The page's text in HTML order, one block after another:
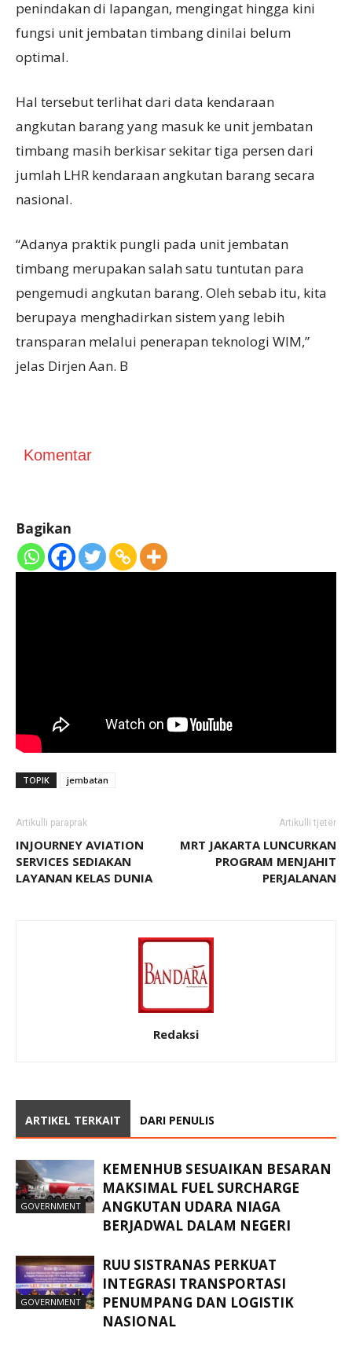
penindakan di lapangan, mengingat hingga kini
fungsi unit jembatan timbang dinilai belum
optimal.
Hal tersebut terlihat dari data kendaraan
angkutan barang yang masuk ke unit jembatan
timbang masih berkisar sekitar tiga persen dari
jumlah LHR kendaraan angkutan barang secara
nasional.
“Adanya praktik pungli pada unit jembatan
timbang merupakan salah satu tuntutan para
pengemudi angkutan barang. Oleh sebab itu, kita
berupaya menghadirkan sistem yang lebih
transparan melalui penerapan teknologi WIM,”
jelas Dirjen Aan. B
Komentar
Bagikan
TOPIK jembatan
Artikulli paraprak
INJOURNEY AVIATION
SERVICES SEDIAKAN
LAYANAN KELAS DUNIA
Artikulli tjetër
MRT JAKARTA LUNCURKAN
PROGRAM MENJAHIT
PERJALANAN
Redaksi
ARTIKEL TERKAIT DARI PENULIS
GOVERNMENT
KEMENHUB SESUAIKAN BESARAN
MAKSIMAL FUEL SURCHARGE
ANGKUTAN UDARA NIAGA
BERJADWAL DALAM NEGERI
GOVERNMENT
RUU SISTRANAS PERKUAT
INTEGRASI TRANSPORTASI
PENUMPANG DAN LOGISTIK
NASIONAL